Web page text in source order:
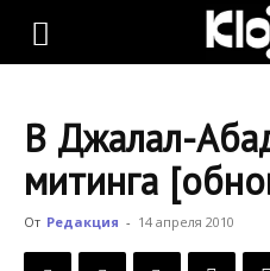
KLOOP.KG
Новости
В Джалал-
митинга
От Редакция - 14 апреля 2010